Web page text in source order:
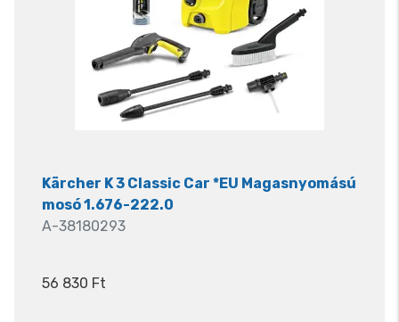
Kärcher K 3 Classic Car *EU Magasnyomású
mosó 1.676-222.0
A-38180293
56 830 Ft